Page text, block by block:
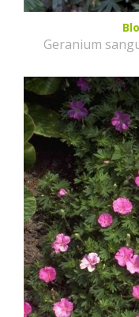
Geranium